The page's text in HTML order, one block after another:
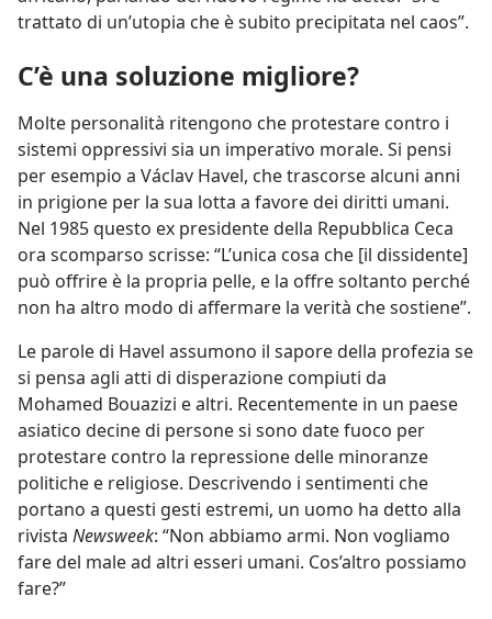
trattato di un’utopia che è subito precipitata nel caos”.
C’è una soluzione migliore?
Molte personalità ritengono che protestare contro i
sistemi oppressivi sia un imperativo morale. Si pensi
per esempio a Václav Havel, che trascorse alcuni anni
in prigione per la sua lotta a favore dei diritti umani.
Nel 1985 questo ex presidente della Repubblica Ceca
ora scomparso scrisse: “L’unica cosa che [il dissidente]
può offrire è la propria pelle, e la offre soltanto perché
non ha altro modo di affermare la verità che sostiene”.
Le parole di Havel assumono il sapore della profezia se
si pensa agli atti di disperazione compiuti da
Mohamed Bouazizi e altri. Recentemente in un paese
asiatico decine di persone si sono date fuoco per
protestare contro la repressione delle minoranze
politiche e religiose. Descrivendo i sentimenti che
portano a questi gesti estremi, un uomo ha detto alla
rivista Newsweek: “Non abbiamo armi. Non vogliamo
fare del male ad altri esseri umani. Cos’altro possiamo
fare?”